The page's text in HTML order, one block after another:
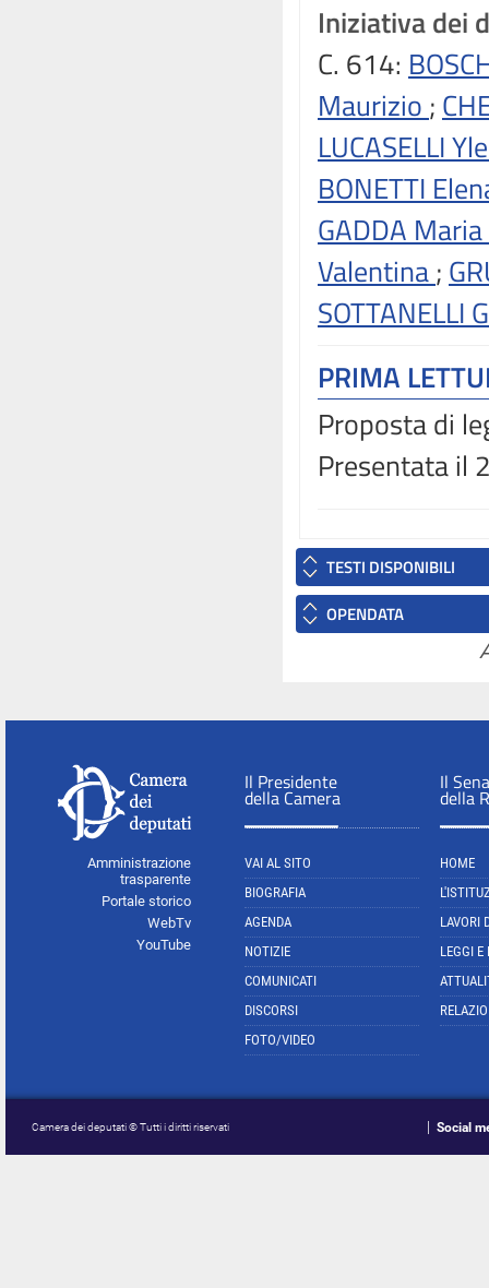
Iniziativa dei
C. 614:
Maurizio ;
LUCASELLI
BONETTI
GADDA
Valentina;
SOTTANELLI
PRIMA
Proposta di
Presentata il
TESTI DISPONIBILI
OPENDATA
Amministrazione
trasparente
Portale storico
WebTv
YouTube
Il Presidente
della Camera
VAI AL SITO
BIOGRAFIA
AGENDA
NOTIZIE
COMUNICATI
DISCORSI
FOTO/VIDEO
Il
della
HOME
LAVORI
LEGGI E
Camera dei deputati © Tutti i diritti riservati Social